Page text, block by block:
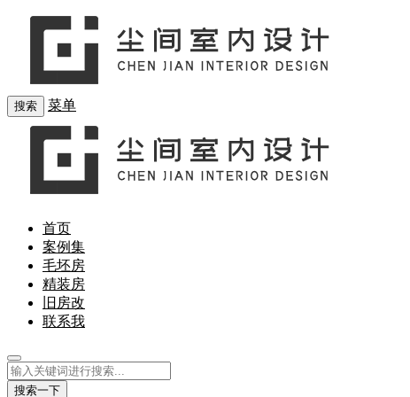
搜索 菜单
首页
案例集
毛坯房
精装房
旧房改
联系我
搜索一下